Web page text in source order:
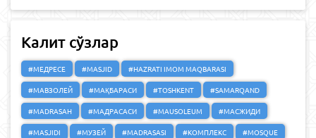
Калит сўзлар
#МЕДРЕСЕ #MASJID
#HAZRATI IMOM MAQBARASI
#МАВЗОЛЕЙ
#МАҚБАРАСИ #TOSHKENT
#SAMARQAND
#MADRASAH
#МАДРАСАСИ #MAUSOLEUM
#МАСЖИДИ
#MASJIDI
#МУЗЕЙ #MADRASASI #КОМПЛЕКС
#MOSQUE